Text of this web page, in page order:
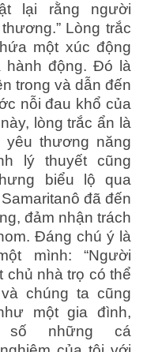
lại rằng người
Lòng trắc
một xúc động
hành động. Đó là
trong và dẫn đến
nỗi đau khổ của
lòng trắc ẩn là
thương năng
lý thuyết cũng
biểu lộ qua
đã đến
đảm nhận trách
Đáng chú ý là
mình: “Người
chủ nhà trọ có thể
chúng ta cũng
một gia đình,
số những cá